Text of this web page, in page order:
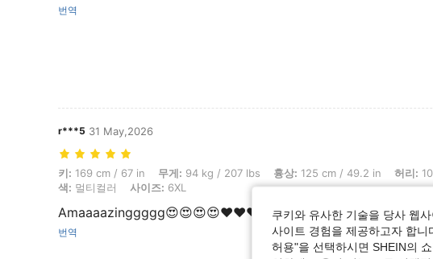
번역
r***5 31 May,2026
키: 169 cm / 67 in, 무게: 94 kg / 207 lbs, 흉상: 125 cm / 49.2 in, 허리: 105 cm / 41 in,
키: 169 cm / 67 in 무게: 94 kg / 207 lbs 흉상: 125 cm / 49.2 in 허리:
색: 멀티컬러 사이즈: 6XL
Amaaaazinggggg😍😍😍😍❤️❤️❤️❤️❤️
번역
쿠키와 유사한 기술을 당사 웹
사이트 경험을 제공하고자 합
허용"을 선택하시면 SHEIN의